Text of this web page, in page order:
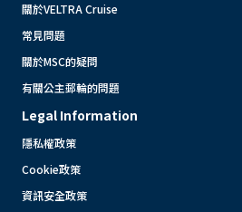
關於VELTRA Cruise
常見問題
關於MSC的疑問
有關公主郵輪的問題
Legal Information
隱私權政策
Cookie政策
資訊安全政策